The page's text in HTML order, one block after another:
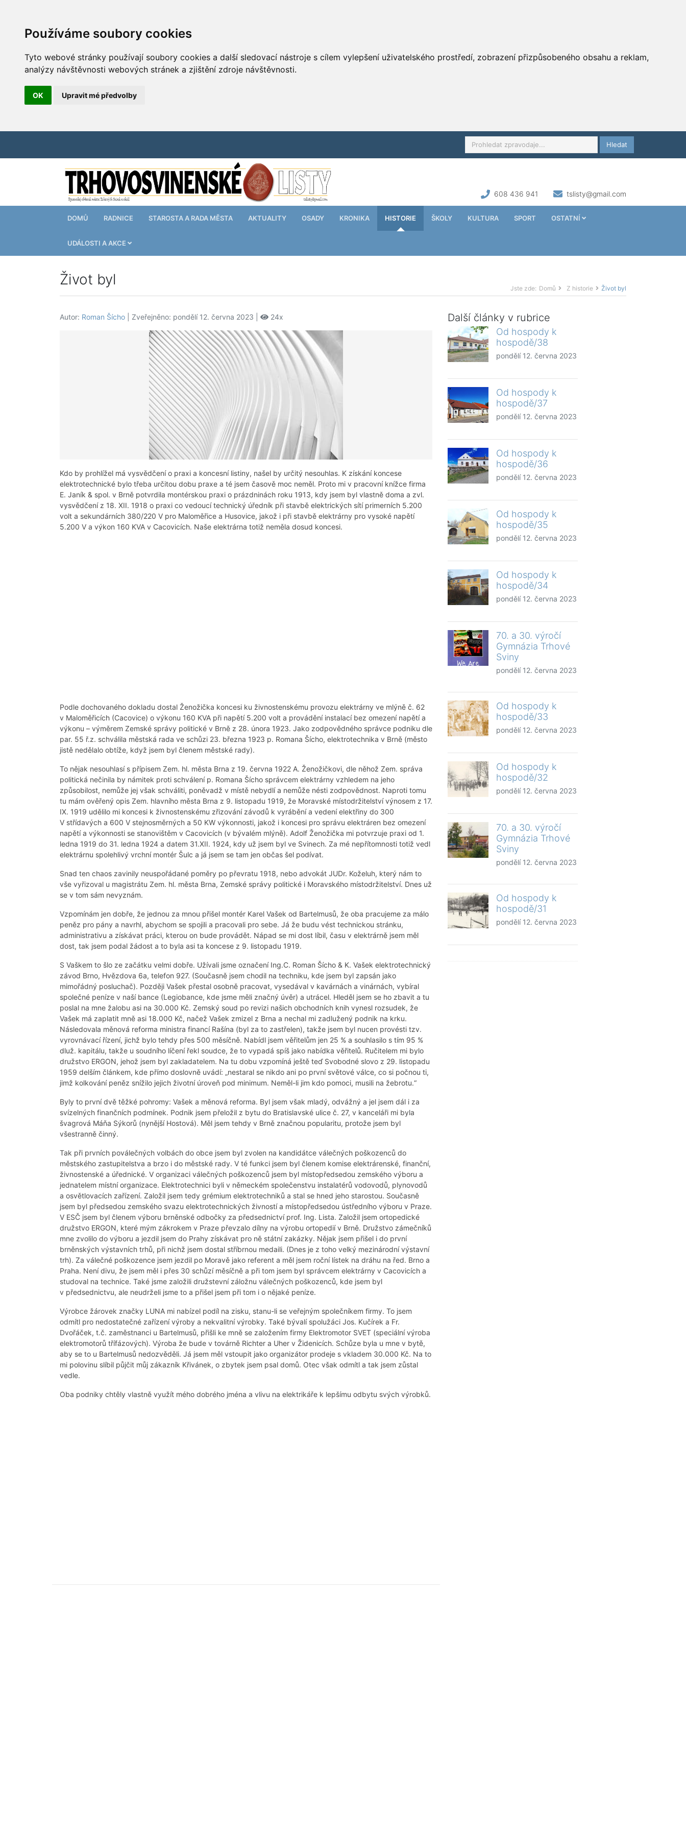
Používáme soubory cookies
Tyto webové stránky používají soubory cookies a další sledovací nástroje s cílem vylepšení uživatelského prostředí, zobrazení přizpůsobeného obsahu a reklam,
analýzy návštěvnosti webových stránek a zjištění zdroje návštěvnosti.
OK Upravit mé předvolby
Hledat
608 436 941 tslisty@gmail.com
DOMŮ RADNICE STAROSTA A RADA MĚSTA AKTUALITY OSADY KRONIKA HISTORIE ŠKOLY KULTURA SPORT OSTATNÍ
UDÁLOSTI A AKCE
Život byl
Jste zde: Domů Z historie Život byl
Autor: Roman Šícho | Zveřejněno: pondělí 12. června 2023 | 24x
Kdo by prohlížel má vysvědčení o praxi a koncesní listiny, našel by určitý nesouhlas. K získání koncese
elektrotechnické bylo třeba určitou dobu praxe a té jsem časově moc neměl. Proto mi v pracovní knížce firma
E. Janík & spol. v Brně potvrdila montérskou praxi o prázdninách roku 1913, kdy jsem byl vlastně doma a zvl.
vysvědčení z 18. XII. 1918 o praxi co vedoucí technický úředník při stavbě elektrických sítí primerních 5.200
volt a sekundárních 380/220 V pro Maloměřice a Husovice, jakož i při stavbě elektrárny pro vysoké napětí
5.200 V a výkon 160 KVA v Cacovicích. Naše elektrárna totiž neměla dosud koncesi.
Podle dochovaného dokladu dostal Ženožička koncesi ku živnostenskému provozu elektrárny ve mlýně č. 62
v Maloměřicích (Cacovice) o výkonu 160 KVA při napětí 5.200 volt a provádění instalací bez omezení napětí a
výkonu – výměrem Zemské správy politické v Brně z 28. února 1923. Jako zodpovědného správce podniku dle
par. 55 ř.z. schválila městská rada ve schůzi 23. března 1923 p. Romana Šícho, elektrotechnika v Brně (město
jistě nedělalo obtíže, když jsem byl členem městské rady).
To nějak nesouhlasí s přípisem Zem. hl. města Brna z 19. června 1922 A. Ženožičkovi, dle něhož Zem. správa
politická nečinila by námitek proti schválení p. Romana Šícho správcem elektrárny vzhledem na jeho
způsobilost, nemůže jej však schváliti, poněvadž v místě nebydlí a nemůže nésti zodpovědnost. Naproti tomu
tu mám ověřený opis Zem. hlavního města Brna z 9. listopadu 1919, že Moravské místodržitelství výnosem z 17.
IX. 1919 udělilo mi koncesi k živnostenskému zřizování závodů k vyrábění a vedení elektřiny do 300
V střídavých a 600 V stejnosměrných a 50 KW výkonnosti, jakož i koncesi pro správu elektráren bez omezení
napětí a výkonnosti se stanovištěm v Cacovicích (v bývalém mlýně). Adolf Ženožička mi potvrzuje praxi od 1.
ledna 1919 do 31. ledna 1924 a datem 31.XII. 1924, kdy už jsem byl ve Svinech. Za mé nepřítomnosti totiž vedl
elektrárnu spolehlivý vrchní montér Šulc a já jsem se tam jen občas šel podívat.
Snad ten chaos zavinily neuspořádané poměry po převratu 1918, nebo advokát JUDr. Koželuh, který nám to
vše vyřizoval u magistrátu Zem. hl. města Brna, Zemské správy politické i Moravského místodržitelství. Dnes už
se v tom sám nevyznám.
Vzpomínám jen dobře, že jednou za mnou přišel montér Karel Vašek od Bartelmusů, že oba pracujeme za málo
peněz pro pány a navrhl, abychom se spojili a pracovali pro sebe. Já že budu vést technickou stránku,
administrativu a získávat práci, kterou on bude provádět. Nápad se mi dost líbil, času v elektrárně jsem měl
dost, tak jsem podal žádost a to byla asi ta koncese z 9. listopadu 1919.
S Vaškem to šlo ze začátku velmi dobře. Užívali jsme označení Ing.C. Roman Šícho & K. Vašek elektrotechnický
závod Brno, Hvězdova 6a, telefon 927. (Současně jsem chodil na techniku, kde jsem byl zapsán jako
mimořádný posluchač). Později Vašek přestal osobně pracovat, vysedával v kavárnách a vinárnách, vybíral
společné peníze v naší bance (Legiobance, kde jsme měli značný úvěr) a utrácel. Hleděl jsem se ho zbavit a tu
poslal na mne žalobu asi na 30.000 Kč. Zemský soud po revizi našich obchodních knih vynesl rozsudek, že
Vašek má zaplatit mně asi 18.000 Kč, načež Vašek zmizel z Brna a nechal mi zadlužený podnik na krku.
Následovala měnová reforma ministra financí Rašína (byl za to zastřelen), takže jsem byl nucen provésti tzv.
vyrovnávací řízení, jichž bylo tehdy přes 500 měsíčně. Nabídl jsem věřitelům jen 25 % a souhlasilo s tím 95 %
dluž. kapitálu, takže u soudního líčení řekl soudce, že to vypadá spíš jako nabídka věřitelů. Ručitelem mi bylo
družstvo ERGON, jehož jsem byl zakladatelem. Na tu dobu vzpomíná ještě teď Svobodné slovo z 29. listopadu
1959 delším článkem, kde přímo doslovně uvádí: „nestaral se nikdo ani po první světové válce, co si počnou ti,
jimž kolkování peněz snížilo jejich životní úroveň pod minimum. Neměl-li jim kdo pomoci, musili na žebrotu.“
Byly to první dvě těžké pohromy: Vašek a měnová reforma. Byl jsem však mladý, odvážný a jel jsem dál i za
svízelných finančních podmínek. Podnik jsem přeložil z bytu do Bratislavské ulice č. 27, v kanceláři mi byla
švagrová Máňa Sýkorů (nynější Hostová). Měl jsem tehdy v Brně značnou popularitu, protože jsem byl
všestranně činný.
Tak při prvních poválečných volbách do obce jsem byl zvolen na kandidátce válečných poškozenců do
městského zastupitelstva a brzo i do městské rady. V té funkci jsem byl členem komise elektrárenské, finanční,
živnostenské a úřednické. V organizaci válečných poškozenců jsem byl místopředsedou zemského výboru a
jednatelem místní organizace. Elektrotechnici byli v německém společenstvu instalatérů vodovodů, plynovodů
a osvětlovacích zařízení. Založil jsem tedy grémium elektrotechniků a stal se hned jeho starostou. Současně
jsem byl předsedou zemského svazu elektrotechnických živností a místopředsedou ústředního výboru v Praze.
V ESČ jsem byl členem výboru brněnské odbočky za předsednictví prof. Ing. Lista. Založil jsem ortopedické
družstvo ERGON, které mým zákrokem v Praze převzalo dílny na výrobu ortopedií v Brně. Družstvo zámečníků
mne zvolilo do výboru a jezdil jsem do Prahy získávat pro ně státní zakázky. Nějak jsem přišel i do první
brněnských výstavních trhů, při nichž jsem dostal stříbrnou medaili. (Dnes je z toho velký mezinárodní výstavní
trh). Za válečné poškozence jsem jezdil po Moravě jako referent a měl jsem roční lístek na dráhu na řed. Brno a
Praha. Není divu, že jsem měl i přes 30 schůzí měsíčně a při tom jsem byl správcem elektrárny v Cacovicích a
studoval na technice. Také jsme založili družstevní záložnu válečných poškozenců, kde jsem byl
v předsednictvu, ale neudrželi jsme to a přišel jsem při tom i o nějaké peníze.
Výrobce žárovek značky LUNA mi nabízel podíl na zisku, stanu-li se veřejným společníkem firmy. To jsem
odmítl pro nedostatečné zařízení výroby a nekvalitní výrobky. Také bývalí spolužáci Jos. Kučírek a Fr.
Dvořáček, t.č. zaměstnanci u Bartelmusů, přišli ke mně se založením firmy Elektromotor SVET (speciální výroba
elektromotorů třífázových). Výroba že bude v továrně Richter a Uher v Židenicích. Schůze byla u mne v bytě,
aby se to u Bartelmusů nedozvěděli. Já jsem měl vstoupit jako organizátor prodeje s vkladem 30.000 Kč. Na to
mi polovinu slíbil půjčit můj zákazník Křivánek, o zbytek jsem psal domů. Otec však odmítl a tak jsem zůstal
vedle.
Oba podniky chtěly vlastně využít mého dobrého jména a vlivu na elektrikáře k lepšímu odbytu svých výrobků.
Další články v rubrice
Od hospody k
hospodě/38
pondělí 12. června 2023
Od hospody k
hospodě/37
pondělí 12. června 2023
Od hospody k
hospodě/36
pondělí 12. června 2023
Od hospody k
hospodě/35
pondělí 12. června 2023
Od hospody k
hospodě/34
pondělí 12. června 2023
70. a 30. výročí
Gymnázia Trhové
Sviny
pondělí 12. června 2023
Od hospody k
hospodě/33
pondělí 12. června 2023
Od hospody k
hospodě/32
pondělí 12. června 2023
70. a 30. výročí
Gymnázia Trhové
Sviny
pondělí 12. června 2023
Od hospody k
hospodě/31
pondělí 12. června 2023